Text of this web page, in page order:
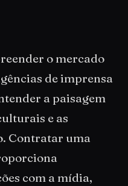
o mercado
de imprensa
a paisagem
e as
Contratar uma
com a mídia,